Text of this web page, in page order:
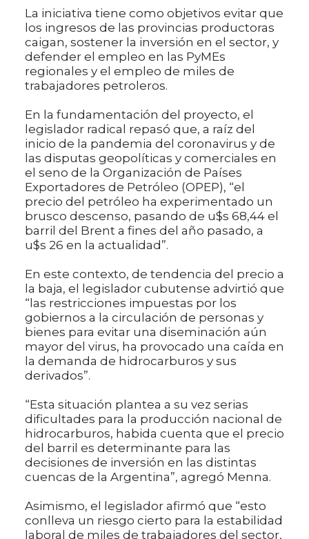
La iniciativa tiene como objetivos evitar que
los ingresos de las provincias productoras
caigan, sostener la inversión en el sector, y
defender el empleo en las PyMEs
regionales y el empleo de miles de
trabajadores petroleros.
En la fundamentación del proyecto, el
legislador radical repasó que, a raíz del
inicio de la pandemia del coronavirus y de
las disputas geopolíticas y comerciales en
el seno de la Organización de Países
Exportadores de Petróleo (OPEP), “el
precio del petróleo ha experimentado un
brusco descenso, pasando de u$s 68,44 el
barril del Brent a fines del año pasado, a
u$s 26 en la actualidad”.
En este contexto, de tendencia del precio a
la baja, el legislador cubutense advirtió que
“las restricciones impuestas por los
gobiernos a la circulación de personas y
bienes para evitar una diseminación aún
mayor del virus, ha provocado una caída en
la demanda de hidrocarburos y sus
derivados”.
“Esta situación plantea a su vez serias
dificultades para la producción nacional de
hidrocarburos, habida cuenta que el precio
del barril es determinante para las
decisiones de inversión en las distintas
cuencas de la Argentina”, agregó Menna.
Asimismo, el legislador afirmó que “esto
conlleva un riesgo cierto para la estabilidad
laboral de miles de trabajadores del sector,